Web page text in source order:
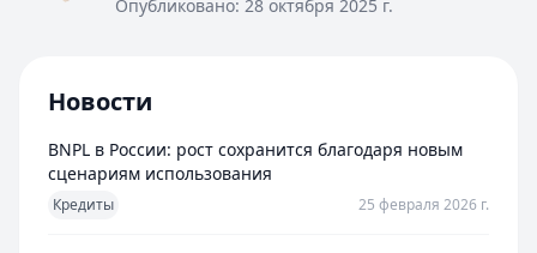
Опубликовано: 28 октября 2025 г.
Новости
BNPL в России: рост сохранится благодаря новым
сценариям использования
Кредиты 25 февраля 2026 г.